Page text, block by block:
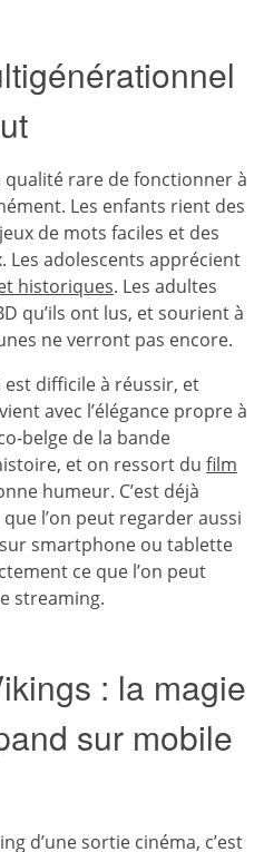
qualité rare de fonctionner à
Les enfants rient des
de mots faciles et des
Les adolescents apprécient
historiques. Les adultes
qu’ils ont lus, et sourient à
ne verront pas encore.
difficile à réussir, et
avec l’élégance propre à
belge de la bande
et on ressort du film
humeur. C’est déjà
l’on peut regarder aussi
smartphone ou tablette
ce que l’on peut
streaming.
: la magie
sur mobile
d’une sortie cinéma, c’est